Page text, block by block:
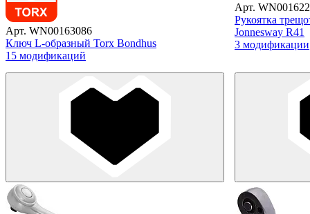
Арт. WN00163086
Ключ L-образный Torx Bondhus
15 модификаций
Арт.
Рукоятка
Jonnesway R41
3 модификации